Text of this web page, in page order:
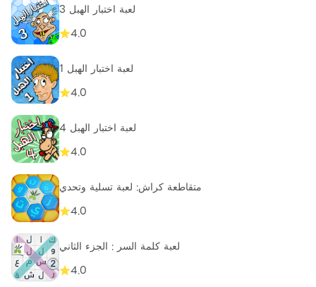
لعبة اختبار الهبل 3
4.0
لعبة اختبار الهبل 1
4.0
لعبة اختبار الهبل 4
4.0
متقاطعة كراش: لعبة تسلية وتحدي
4.0
لعبة كلمة السر : الجزء الثاني
4.0